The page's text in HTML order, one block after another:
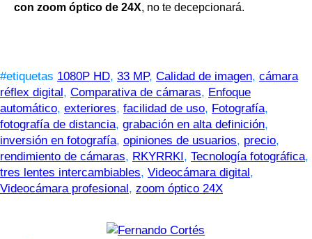
con zoom óptico de 24X, no te decepcionará.
#etiquetas 1080P HD, 33 MP, Calidad de imagen, cámara
réflex digital, Comparativa de cámaras, Enfoque
automático, exteriores, facilidad de uso, Fotografía,
fotografía de distancia, grabación en alta definición,
inversión en fotografía, opiniones de usuarios, precio,
rendimiento de cámaras, RKYRRKI, Tecnología fotográfica,
tres lentes intercambiables, Videocámara digital,
Videocámara profesional, zoom óptico 24X